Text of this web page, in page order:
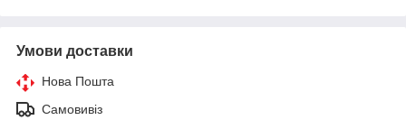
Умови доставки
Нова Пошта
Самовивіз